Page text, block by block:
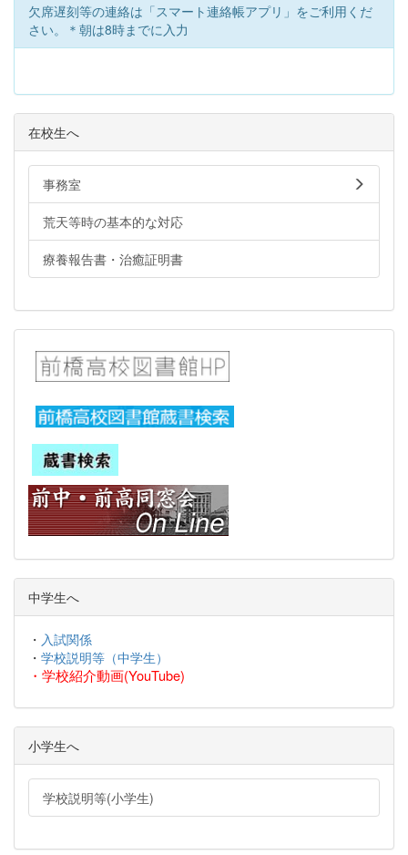
欠席遅刻等の連絡は「スマート連絡帳アプリ」をご利用くだ
さい。＊朝は8時までに入力
在校生へ
事務室
荒天等時の基本的な対応
療養報告書・治癒証明書
中学生へ
・ 入試関係
・ 学校説明等（中学生）
・ 学校紹介動画(YouTube)
小学生へ
学校説明等(小学生)